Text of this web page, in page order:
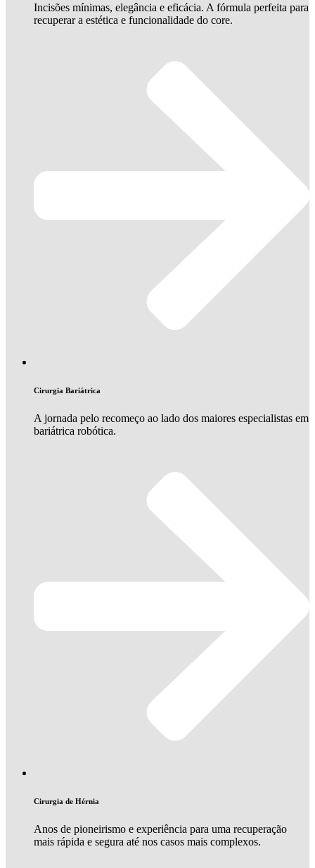
Incisões mínimas, elegância e eficácia. A fórmula perfeita para
recuperar a estética e funcionalidade do core.
Cirurgia Bariátrica
A jornada pelo recomeço ao lado dos maiores especialistas em
bariátrica robótica.
Cirurgia de Hérnia
Anos de pioneirismo e experiência para uma recuperação
mais rápida e segura até nos casos mais complexos.